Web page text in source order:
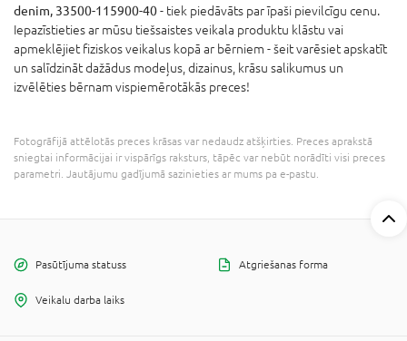
denim, 33500-115900-40- tiek piedāvāts par īpaši pievilcīgu cenu.
Iepazīstieties ar mūsu tiešsaistes veikala produktu klāstu vai
apmeklējiet fiziskos veikalus kopā ar bērniem - šeit varēsiet apskatīt
un salīdzināt dažādus modeļus, dizainus, krāsu salikumus un
izvēlēties bērnam vispiemērotākās preces!
Fotogrāfijā attēlotās preces krāsas var nedaudz atšķirties. Preces aprakstā
sniegtai informācijai ir vispārīgs raksturs, tāpēc var nebūt norādīti visi preces
parametri. Jautājumu gadījumā sazinieties ar mums pa e-pastu.
Pasūtījuma statuss Atgriešanas forma
Veikalu darba laiks